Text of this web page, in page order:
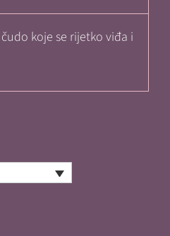
koje se rijetko viđa i